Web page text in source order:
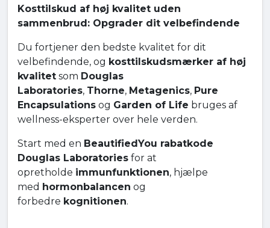
Kosttilskud af høj kvalitet uden
sammenbrud: Opgrader dit velbefindende
Du fortjener den bedste kvalitet for dit
velbefindende, og kosttilskudsmærker af høj
kvalitet som Douglas
Laboratories, Thorne, Metagenics, Pure
Encapsulations og Garden of Life bruges af
wellness-eksperter over hele verden.
Start med en BeautifiedYou rabatkode
Douglas Laboratories for at
opretholde immunfunktionen, hjælpe
med hormonbalancen og
forbedre kognitionen.